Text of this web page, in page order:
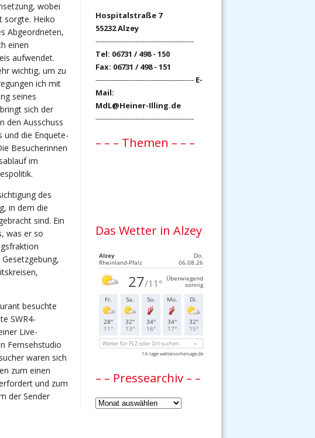
wobei
sorgte. Heiko
Abgeordneten,
einen
aufwendet.
wichtig, um zu
ich mit
seines
sich der
den Ausschuss
und die Enquete-
Besucherinnen
im
des
in dem die
sind. Ein
was er so
besuchte
SWR4-
Live-
Fernsehstudio
waren sich
zum einen
und zum
der Sender
Hospitalstraße 7
55232 Alzey
------------------------------------------
Tel: 06731 / 498 - 150
Fax: 06731 / 498 - 151
------------------------------------------ E-
Mail:
MdL@Heiner-Illing.de
------------------------------------------
– – – Themen – – –
Das Wetter in Alzey
– – Pressearchiv – –